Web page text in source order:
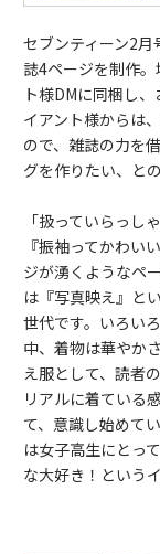
セブンティーン2
誌4ページを制作
ト様DMに同梱し
イアント様からは
ので、雑誌の力を
グを作りたい、と
「扱っていらっし
『振袖ってかわい
ジが湧くようなペ
は『写真映え』と
世代です。いろい
中、着物は華やか
え服として、読者
リアルに着ている
て、意識し始めて
は女子高生にとっ
な大好き！という